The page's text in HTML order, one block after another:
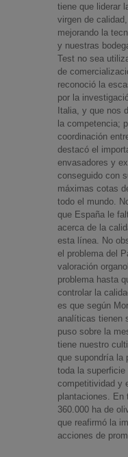
tiene que liderar
virgen de
mejorando la
y nuestras
Test no sea
de
reconoció la
por la
Italia, y que nos
la competencia;
coordinación
destacó el
envasadores y
conseguido con
máximas cotas
todo el mundo.
que España le
acerca de la
esta línea. No
el problema del
valoración
problema hasta
controlar la
es que según
analíticas tienen
puso sobre la
tiene nuestro
que supondría la
toda la superficie
competitividad y
plantaciones. En
360.000 ha de
que reafirmó la
acciones de